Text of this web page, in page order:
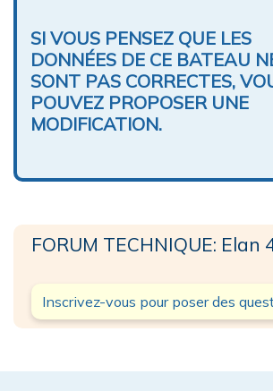
SI VOUS PENSEZ QUE LES
DONNÉES DE CE BATEAU
SONT PAS CORRECTES,
POUVEZ PROPOSER UNE
MODIFICATION.
FORUM TECHNIQUE: Elan
Inscrivez-vous pour poser des